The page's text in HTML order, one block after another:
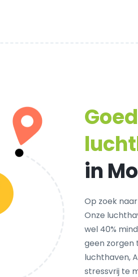
in
Op zoek
Onze
wel 40%
geen zorgen
luchthaven,
stressvrij te